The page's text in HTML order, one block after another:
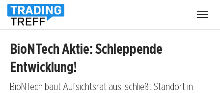
BioNTech Aktie: Schleppende
Entwicklung!
BioNTech baut Aufsichtsrat aus, schließt Standort in